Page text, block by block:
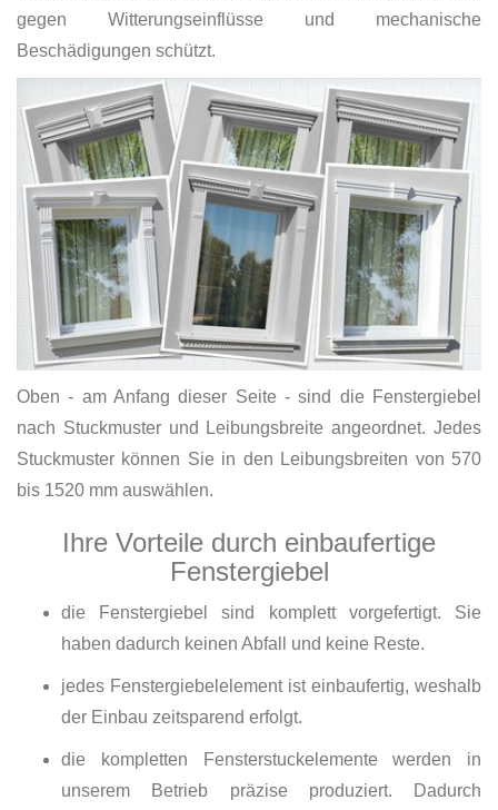
gegen Witterungseinflüsse und mechanische
Beschädigungen schützt.
Oben - am Anfang dieser Seite - sind die Fenstergiebel
nach Stuckmuster und Leibungsbreite angeordnet. Jedes
Stuckmuster können Sie in den Leibungsbreiten von 570
bis 1520 mm auswählen.
Ihre Vorteile durch einbaufertige
Fenstergiebel
die Fenstergiebel sind komplett vorgefertigt. Sie
haben dadurch keinen Abfall und keine Reste.
jedes Fenstergiebelelement ist einbaufertig, weshalb
der Einbau zeitsparend erfolgt.
die kompletten Fensterstuckelemente werden in
unserem Betrieb präzise produziert. Dadurch